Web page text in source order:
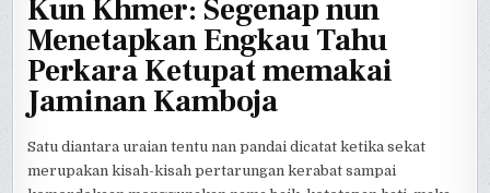
Kun Khmer: Segenap nun
Menetapkan Engkau Tahu
Perkara Ketupat memakai
Jaminan Kamboja
Satu diantara uraian tentu nan pandai dicatat ketika sekat
merupakan kisah-kisah pertarungan kerabat sampai